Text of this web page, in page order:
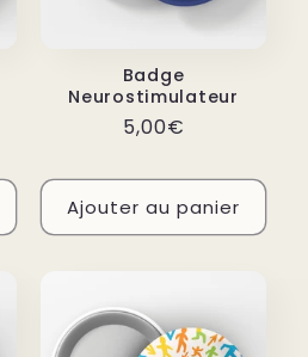
Badge
Neurostimulateur
Prix
5,00€
Ajouter au panier